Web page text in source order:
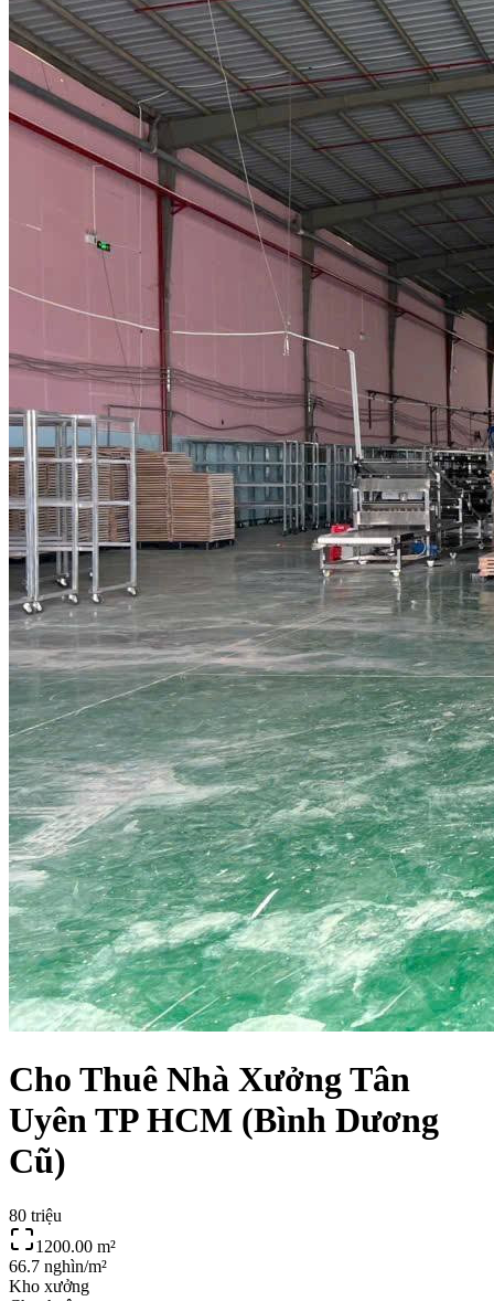
Cho Thuê Nhà Xưởng Tân
Uyên TP HCM (Bình Dương
Cũ)
80 triệu
1200.00 m²
66.7 nghìn/m²
Kho xưởng